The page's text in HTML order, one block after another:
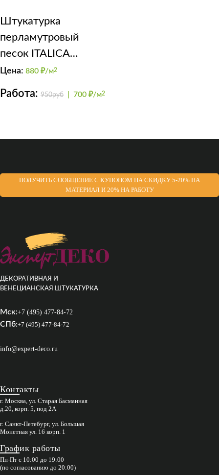
Штукатурка
перламутровый
песок ITALICA
RIFLETTE SHINY 200
Цена: 880 ₽/м2
Работа: 950руб 700 ₽/м2
ПОЛУЧИТЬ СООБЩЕНИЕ С КУПОНОМ НА СКИДКУ 5-20% НА
МАТЕРИАЛ И 20% НА РАБОТУ
ДЕКОРАТИВНАЯ И
ВЕНЕЦИАНСКАЯ ШТУКАТУРКА
Мск:+7 (495) 477-84-72
СПб:+7 (495) 477-84-72
info@expert-deco.ru
Контакты
г. Москва, ул. Старая Басманная
д.20, корп. 5, под 2А
г. Санкт-Петебург, ул. Большая
Монетная ул. 16 корп. 1
График работы
Пн-Пт с 10:00 до 19:00
(по согласованию до 20:00)